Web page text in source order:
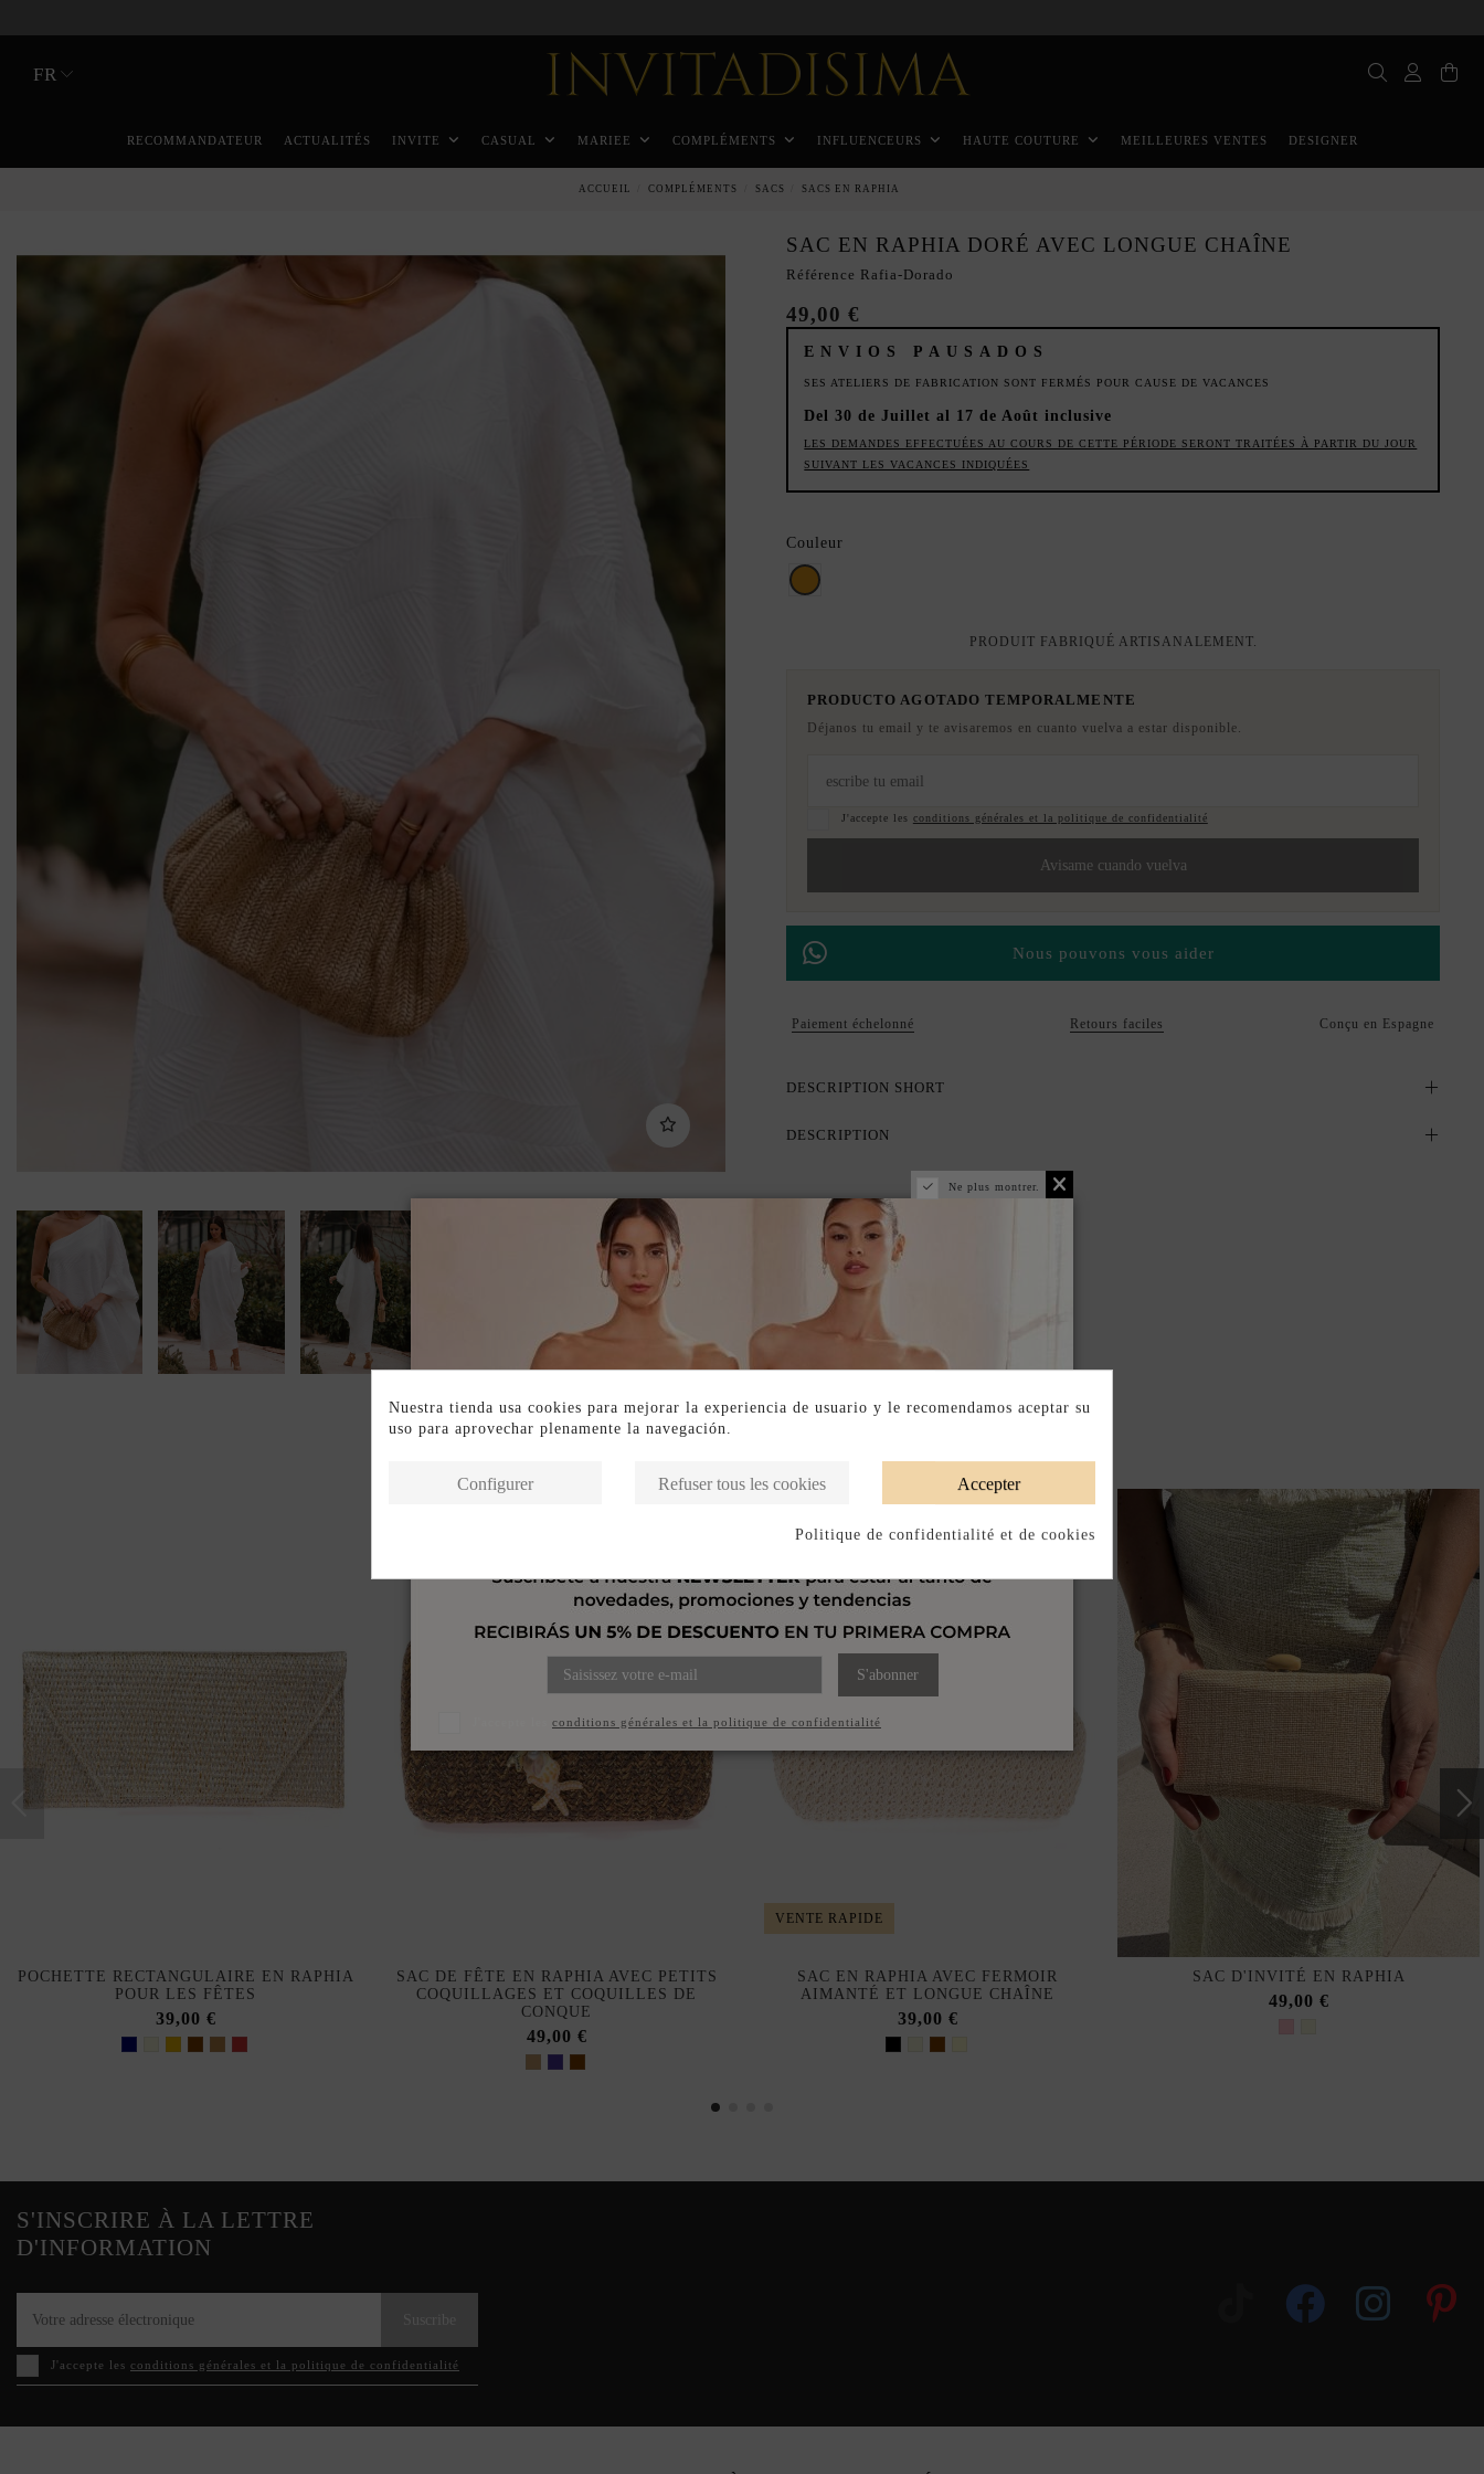
FR
RECOMMANDATEUR ACTUALITÉS INVITE CASUAL MARIEE COMPLÉMENTS INFLUENCEURS HAUTE COUTURE MEILLEURES VENTES DESIGNER
ACCUEIL COMPLÉMENTS SACS SACS EN RAPHIA
SAC EN RAPHIA DORÉ AVEC LONGUE CHAÎNE
Référence Rafia-Dorado
49,00 €
ENVIOS PAUSADOS
SES ATELIERS DE FABRICATION SONT FERMÉS POUR CAUSE DE VACANCES
Del 30 de Juillet al 17 de Août inclusive
LES DEMANDES EFFECTUÉES AU COURS DE CETTE PÉRIODE SERONT TRAITÉES À PARTIR DU JOUR
SUIVANT LES VACANCES INDIQUÉES
Couleur
Dorado
PRODUIT FABRIQUÉ ARTISANALEMENT.
PRODUCTO AGOTADO TEMPORALMENTE
Déjanos tu email y te avisaremos en cuanto vuelva a estar disponible.
J'accepte les conditions générales et la politique de confidentialité
Avisame cuando vuelva
Nous pouvons vous aider
Paiement échelonné Retours faciles Conçu en Espagne
DESCRIPTION SHORT
DESCRIPTION
POCHETTE RECTANGULAIRE EN RAPHIA
POUR LES FÊTES
39,00 €
SAC DE FÊTE EN RAPHIA AVEC PETITS
COQUILLAGES ET COQUILLES DE
CONQUE
49,00 €
VENTE RAPIDE
SAC EN RAPHIA AVEC FERMOIR
AIMANTÉ ET LONGUE CHAÎNE
39,00 €
SAC D'INVITÉ EN RAPHIA
49,00 €
S'INSCRIRE À LA LETTRE
D'INFORMATION
J'accepte les conditions générales et la politique de confidentialité
Ne plus montrer.
S'abonner
conditions générales et la politique de confidentialité
Nuestra tienda usa cookies para mejorar la experiencia de usuario y le recomendamos aceptar su
uso para aprovechar plenamente la navegación.
Accepter
Refuser tous les cookies
Configurer
Politique de confidentialité et de cookies